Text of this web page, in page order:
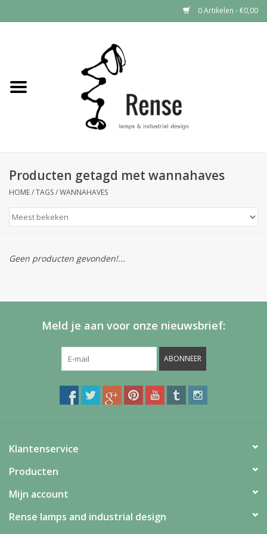
0 Artikelen - €0,00
Industrial lamps
Producten getagd met wannahaves
HOME/TAGS/WANNAHAVES
Geen producten gevonden!...
Meld je aan voor onze nieuwsbrief:
ABONNEER
Klantenservice
Producten
Mijn account
Rense lamps and industrial design